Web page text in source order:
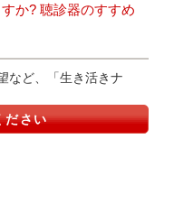
か? 聴診器のすすめ
など、「生き活きナ
ださい